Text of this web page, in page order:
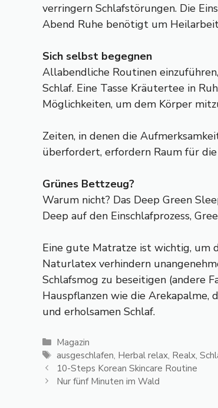
verringern Schlafstörungen. Die
Abend Ruhe benötigt um
Sich selbst begegnen
Allabendliche Routinen
Schlaf. Eine Tasse Kräutertee in
Möglichkeiten, um dem Körper
Zeiten, in denen die
überfordert, erfordern Raum für
Grünes Bettzeug?
Warum nicht? Das Deep Green
Deep auf den Einschlafprozess,
Eine gute Matratze ist wichtig, um
Naturlatex verhindern
Schlafsmog zu beseitigen (andere
Hauspflanzen wie die Arekapalme,
und erholsamen Schlaf.
Kategorien
Magazin
Schlagwörter
ausgeschlafen, Herbal relax, Realx,
10-Steps Korean Skincare Routine
Nur fünf Minuten im Wald